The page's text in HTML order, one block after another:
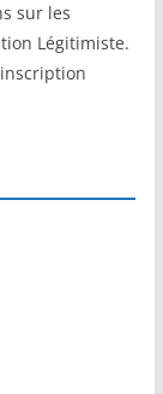
sur les
Légitimiste.